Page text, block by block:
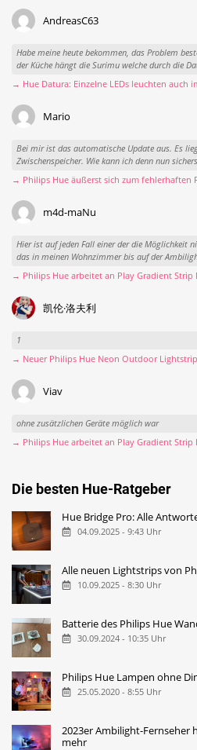
AndreasC63
Habe meine heute bekommen, das Problem
der Küche hängt die Surimu welche durch die
→ Hue Datura: Einzelne LEDs leuchten auch
Mario
Bei mir ist das automatische Update aus. Es
Zwischenspeicher. Wie kann ich denn nun
→ Philips Hue äußerst sich zum fehlerhaften
m4d-maNu
Hier ist auf jeden Fall einer der die Möglichkeit
das in meinen Wohnzimmer bis auf der
→ Philips Hue arbeitet an Play Gradient Strip
凯伦·洛夫利
1
→ Neuer Philips Hue Neon Outdoor
Viav
ohne zusätzlichen Geräte möglich war
→ Philips Hue arbeitet an Play Gradient Strip
Die besten Hue-Ratgeber
Hue Bridge Pro: Alle
04.09.2025 - 9:43 Uhr
Alle neuen Lightstrips von
10.09.2025 - 8:30 Uhr
Batterie des Philips Hue
30.09.2024 - 10:35 Uhr
Philips Hue Lampen ohne
25.05.2020 - 8:55 Uhr
2023er Ambilight-Fernseher
mehr